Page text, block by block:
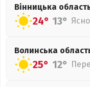
Вінницька
24° 13° Ясно
Волинська
25° 12°